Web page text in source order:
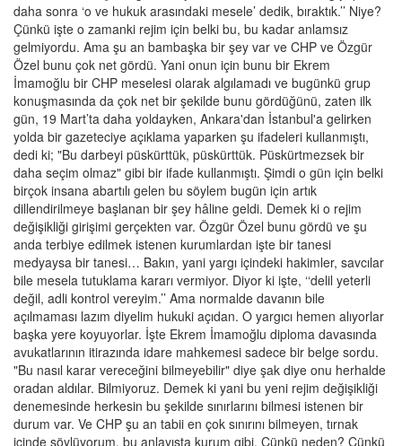
daha sonra ‘o ve hukuk arasındaki mesele’ dedik, bıraktık.’’ Niye?
Çünkü işte o zamanki rejim için belki bu, bu kadar anlamsız
gelmiyordu. Ama şu an bambaşka bir şey var ve CHP ve Özgür
Özel bunu çok net gördü. Yani onun için bunu bir Ekrem
İmamoğlu bir CHP meselesi olarak algılamadı ve bugünkü grup
konuşmasında da çok net bir şekilde bunu gördüğünü, zaten ilk
gün, 19 Mart’ta daha yoldayken, Ankara'dan İstanbul'a gelirken
yolda bir gazeteciye açıklama yaparken şu ifadeleri kullanmıştı,
dedi ki; "Bu darbeyi püskürttük, püskürttük. Püskürtmezsek bir
daha seçim olmaz" gibi bir ifade kullanmıştı. Şimdi o gün için belki
birçok insana abartılı gelen bu söylem bugün için artık
dillendirilmeye başlanan bir şey hâline geldi. Demek ki o rejim
değişikliği girişimi gerçekten var. Özgür Özel bunu gördü ve şu
anda terbiye edilmek istenen kurumlardan işte bir tanesi
medyaysa bir tanesi… Bakın, yani yargı içindeki hakimler, savcılar
bile mesela tutuklama kararı vermiyor. Diyor ki işte, ‘‘delil yeterli
değil, adli kontrol vereyim.’’ Ama normalde davanın bile
açılmaması lazım diyelim hukuki açıdan. O yargıcı hemen alıyorlar
başka yere koyuyorlar. İşte Ekrem İmamoğlu diploma davasında
avukatlarının itirazında idare mahkemesi sadece bir belge sordu.
"Bu nasıl karar vereceğini bilmeyebilir" diye şak diye onu herhalde
oradan aldılar. Bilmiyoruz. Demek ki yani bu yeni rejim değişikliği
denemesinde herkesin bu şekilde sınırlarını bilmesi istenen bir
durum var. Ve CHP şu an tabii en çok sınırını bilmeyen, tırnak
içinde söylüyorum, bu anlayışta kurum gibi. Çünkü neden? Çünkü